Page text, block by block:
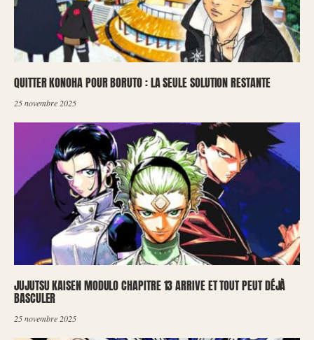
QUITTER KONOHA POUR BORUTO : LA SEULE SOLUTION RESTANTE
25 novembre 2025
JUJUTSU KAISEN MODULO CHAPITRE 13 ARRIVE ET TOUT PEUT DÉJÀ
BASCULER
25 novembre 2025